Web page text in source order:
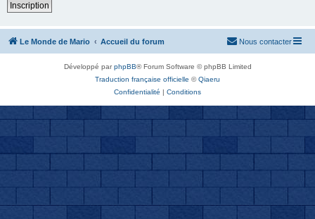
Inscription
Le Monde de Mario Accueil du forum Nous contacter
Développé parphpBB® Forum Software © phpBB Limited
Traduction française officielle ©Qiaeru
Confidentialité | Conditions